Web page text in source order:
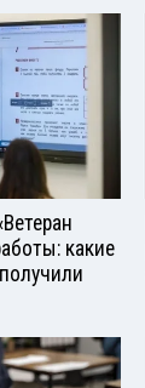
какие